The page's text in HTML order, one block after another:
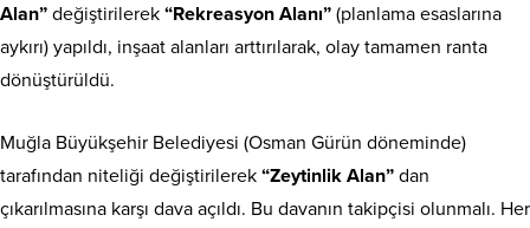
Alan” değiştirilerek “Rekreasyon Alanı” (planlama esaslarına
aykırı) yapıldı, inşaat alanları arttırılarak, olay tamamen ranta
dönüştürüldü.
Muğla Büyükşehir Belediyesi (Osman Gürün döneminde)
tarafından niteliği değiştirilerek “Zeytinlik Alan” dan
çıkarılmasına karşı dava açıldı. Bu davanın takipçisi olunmalı. Her